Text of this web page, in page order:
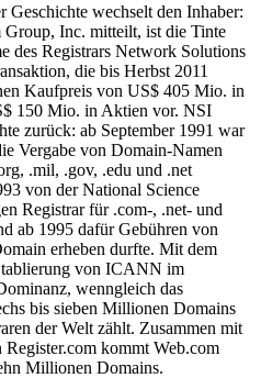
Geschichte wechselt den Inhaber:
Group, Inc. mitteilt, ist die Tinte
des Registrars Network Solutions
die bis Herbst 2011
Kaufpreis von US$ 405 Mio. in
150 Mio. in Aktien vor. NSI
zurück: ab September 1991 war
Vergabe von Domain-Namen
.mil, .gov, .edu und .net
von der National Science
Registrar für .com-, .net- und
ab 1995 dafür Gebühren von
erheben durfte. Mit dem
von ICANN im
wenngleich das
bis sieben Millionen Domains
der Welt zählt. Zusammen mit
kommt Web.com
Millionen Domains.